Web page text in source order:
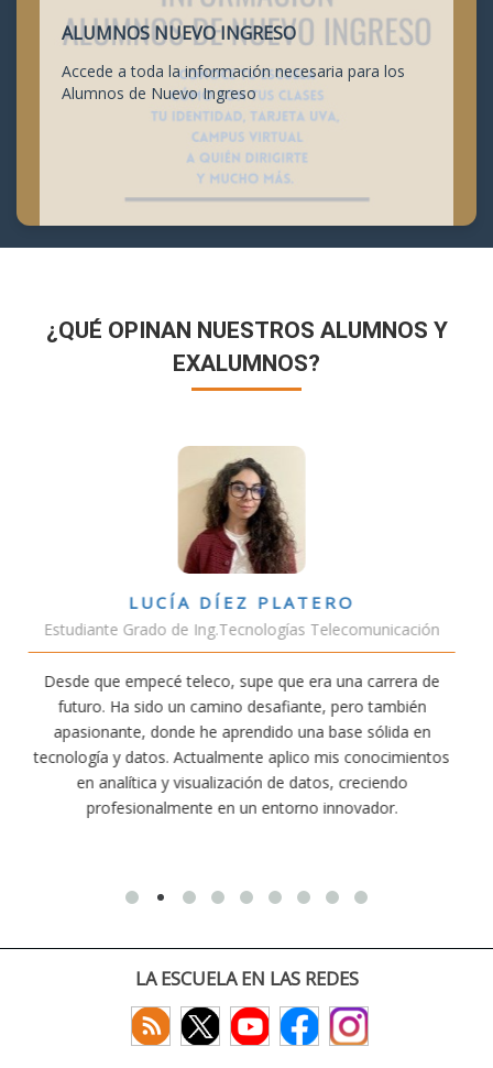
ALUMNOS NUEVO INGRESO
Accede a toda la información necesaria para los
Alumnos de Nuevo Ingreso
¿QUÉ OPINAN NUESTROS ALUMNOS Y
EXALUMNOS?
una carrera de
pero también
base sólida en
mis conocimientos
creciendo
innovador.
VÍCTOR SÁNCHEZ
Estudiante Doble Grado
Estudiar teleco me ha permitido
conectividad afecta nuestra vida diaria.
exige esfuerzo, he dedicado parte de mi
actividades como el salvamento y
convencido de que elegir teleco ha sido
decisiones que he tomado.
LA ESCUELA EN LAS REDES